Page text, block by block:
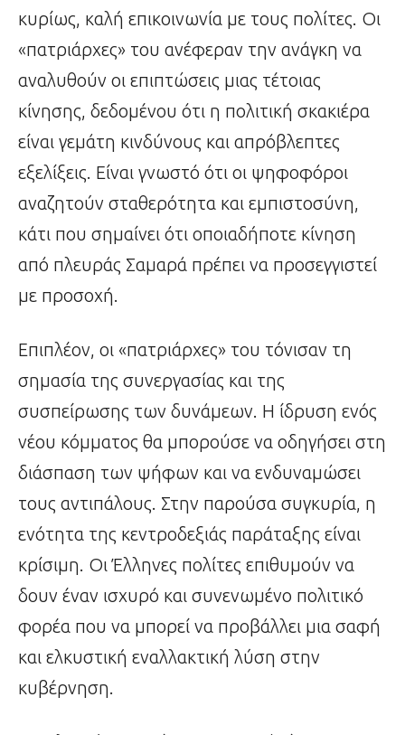
κυρίως, καλή επικοινωνία με τους πολίτες. Οι
«πατριάρχες» του ανέφεραν την ανάγκη να
αναλυθούν οι επιπτώσεις μιας τέτοιας
κίνησης, δεδομένου ότι η πολιτική σκακιέρα
είναι γεμάτη κινδύνους και απρόβλεπτες
εξελίξεις. Είναι γνωστό ότι οι ψηφοφόροι
αναζητούν σταθερότητα και εμπιστοσύνη,
κάτι που σημαίνει ότι οποιαδήποτε κίνηση
από πλευράς Σαμαρά πρέπει να προσεγγιστεί
με προσοχή.
Επιπλέον, οι «πατριάρχες» του τόνισαν τη
σημασία της συνεργασίας και της
συσπείρωσης των δυνάμεων. Η ίδρυση ενός
νέου κόμματος θα μπορούσε να οδηγήσει στη
διάσπαση των ψήφων και να ενδυναμώσει
τους αντιπάλους. Στην παρούσα συγκυρία, η
ενότητα της κεντροδεξιάς παράταξης είναι
κρίσιμη. Οι Έλληνες πολίτες επιθυμούν να
δουν έναν ισχυρό και συνενωμένο πολιτικό
φορέα που να μπορεί να προβάλλει μια σαφή
και ελκυστική εναλλακτική λύση στην
κυβέρνηση.